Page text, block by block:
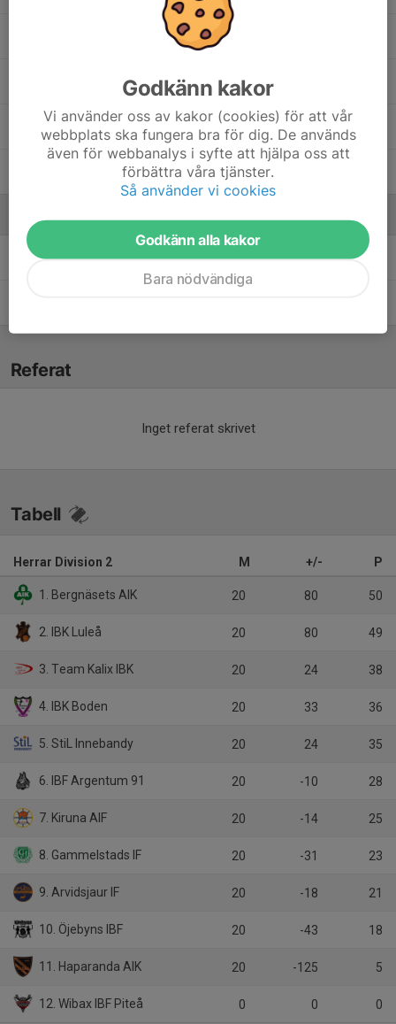
31. Felix Eriksson
90. Gustav Wallin
91. Noah Hugo
Ledare
Henrik AasaLedare
Referat
Inget referat skrivet
Tabell
Herrar Division 2 M +/- P
1. Bergnäsets AIK 20 80 50
2. IBK Luleå 20 80 49
3. Team Kalix IBK 20 24 38
4. IBK Boden 20 33 36
5. StiL Innebandy 20 24 35
6. IBF Argentum 91 20 -10 28
7. Kiruna AIF 20 -14 25
8. Gammelstads IF 20 -31 23
9. Arvidsjaur IF 20 -18 21
10. Öjebyns IBF 20 -43 18
11. Haparanda AIK 20 -125 5
12. Wibax IBF Piteå 0 0 0
Godkänn kakor
Vi använder oss av kakor (cookies) för att vår
webbplats ska fungera bra för dig. De används
även för webbanalys i syfte att hjälpa oss att
förbättra våra tjänster.
Så använder vi cookies
Godkänn alla kakor
Bara nödvändiga